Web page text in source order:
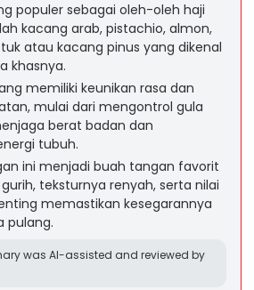
populer sebagai oleh-oleh haji
kacang arab, pistachio, almon,
atau kacang pinus yang dikenal
khasnya.
memiliki keunikan rasa dan
mulai dari mengontrol gula
berat badan dan
tubuh.
ini menjadi buah tangan favorit
teksturnya renyah, serta nilai
memastikan kesegarannya
pulang.
was AI-assisted and reviewed by